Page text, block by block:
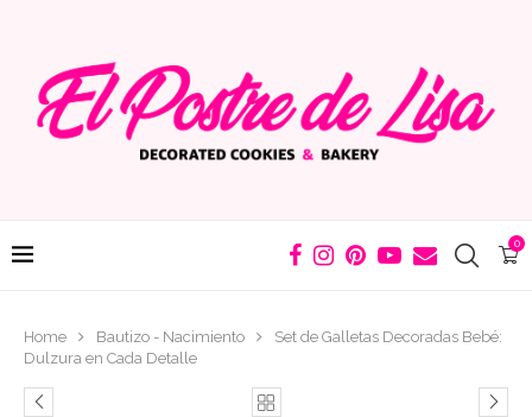
0
Home Bautizo - Nacimiento
Set de Galletas Decoradas Bebé:
Dulzura en Cada Detalle